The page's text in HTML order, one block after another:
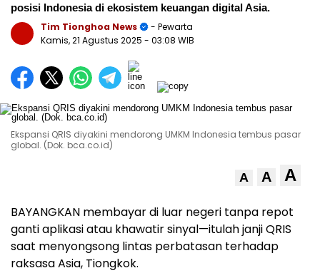
posisi Indonesia di ekosistem keuangan digital Asia.
Tim Tionghoa News
- Pewarta
Kamis, 21 Agustus 2025 - 03:08 WIB
Ekspansi QRIS diyakini mendorong UMKM Indonesia tembus pasar
global. (Dok. bca.co.id)
A A A
BAYANGKAN membayar di luar negeri tanpa repot
ganti aplikasi atau khawatir sinyal—itulah janji QRIS
saat menyongsong lintas perbatasan terhadap
raksasa Asia, Tiongkok.